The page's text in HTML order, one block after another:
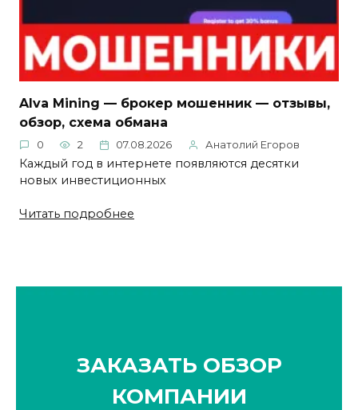
Alva Mining — брокер мошенник — отзывы,
обзор, схема обмана
0 2 07.08.2026 Анатолий Егоров
Каждый год в интернете появляются десятки
новых инвестиционных
Читать подробнее
ЗАКАЗАТЬ ОБЗОР
КОМПАНИИ